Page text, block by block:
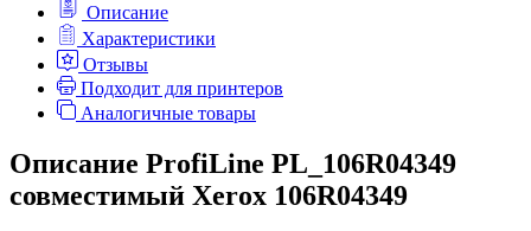
Описание
Характеристики
Отзывы
Подходит для принтеров
Аналогичные товары
Описание ProfiLine PL_106R04349
совместимый Xerox 106R04349